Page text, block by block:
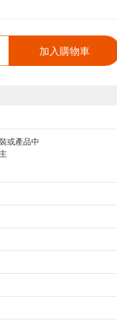
加入購物車
或產品中